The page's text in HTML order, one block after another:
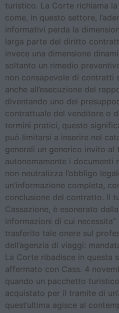
turistico. La Corte richiama
come, in questo settore,
informativi perda la
larga parte del diritto
invece una dimensione
soltanto un rimedio
non consapevole di contratti
anche all’esecuzione del
diventando uno dei
contrattuale del venditore o
termini pratici, questo
può limitarsi a inserire nel
generali un generico invito al
autonomamente i documenti
non neutralizza l’obbligo
un’informazione completa,
conclusione del contratto. Il
Cassazione, è esonerato
informazioni di cui
trasferito tale onere sul
dell’agenzia di viaggi:
La Corte ribadisce in questa
affermato con Cass. 4
quando un pacchetto
acquistato per il tramite di
quest’ultima agisce al